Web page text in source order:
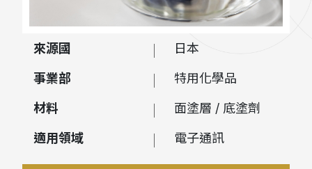
來源國 日本
事業部 特用化學品
材料 面塗層 / 底塗劑
適用領域 電子通訊